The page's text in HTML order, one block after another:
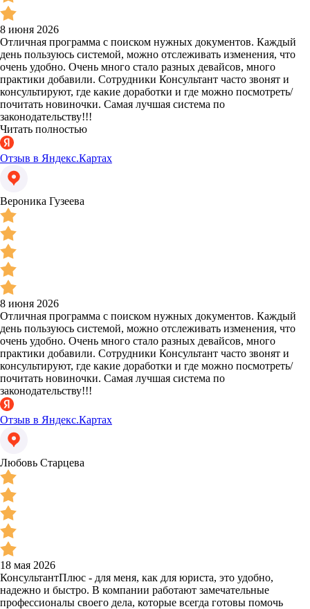
8 июня 2026
Отличная программа с поиском нужных документов. Каждый
день пользуюсь системой, можно отслеживать изменения, что
очень удобно. Очень много стало разных девайсов, много
практики добавили. Сотрудники Консультант часто звонят и
консультируют, где какие доработки и где можно посмотреть/
почитать новиночки. Самая лучшая система по
законодательству!!!
Читать полностью
Отзыв в Яндекс.Картах
Вероника Гузеева
8 июня 2026
Отличная программа с поиском нужных документов. Каждый
день пользуюсь системой, можно отслеживать изменения, что
очень удобно. Очень много стало разных девайсов, много
практики добавили. Сотрудники Консультант часто звонят и
консультируют, где какие доработки и где можно посмотреть/
почитать новиночки. Самая лучшая система по
законодательству!!!
Отзыв в Яндекс.Картах
Любовь Старцева
18 мая 2026
КонсультантПлюс - для меня, как для юриста, это удобно,
надежно и быстро. В компании работают замечательные
профессионалы своего дела, которые всегда готовы помочь